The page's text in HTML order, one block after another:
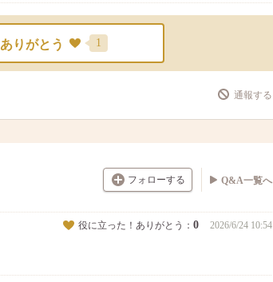
ありがとう 1
通報する
フォローする Q&A一覧へ
役に立った！ありがとう： 0 2026/6/24 10:54